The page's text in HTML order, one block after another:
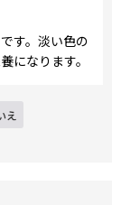
す。淡い色の
になります。
え